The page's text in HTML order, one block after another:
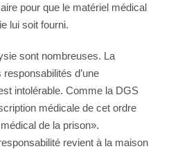
pour que le matériel médical
lui soit fourni.
sont nombreuses. La
d’une
intolérable. Comme la DGS
médicale de cet ordre
de la prison».
revient à la maison